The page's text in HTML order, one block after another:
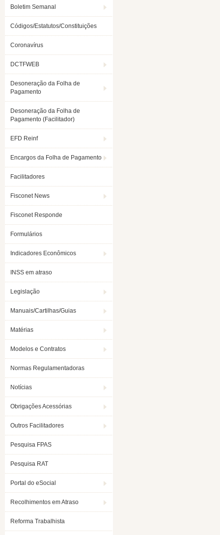
Boletim Semanal
Códigos/Estatutos/Constituições
Coronavírus
DCTFWEB
Desoneração da Folha de
Pagamento
Desoneração da Folha de
Pagamento (Facilitador)
EFD Reinf
Encargos da Folha de Pagamento
Facilitadores
Fisconet News
Fisconet Responde
Formulários
Indicadores Econômicos
INSS em atraso
Legislação
Manuais/Cartilhas/Guias
Matérias
Modelos e Contratos
Normas Regulamentadoras
Notícias
Obrigações Acessórias
Outros Facilitadores
Pesquisa FPAS
Pesquisa RAT
Portal do eSocial
Recolhimentos em Atraso
Reforma Trabalhista